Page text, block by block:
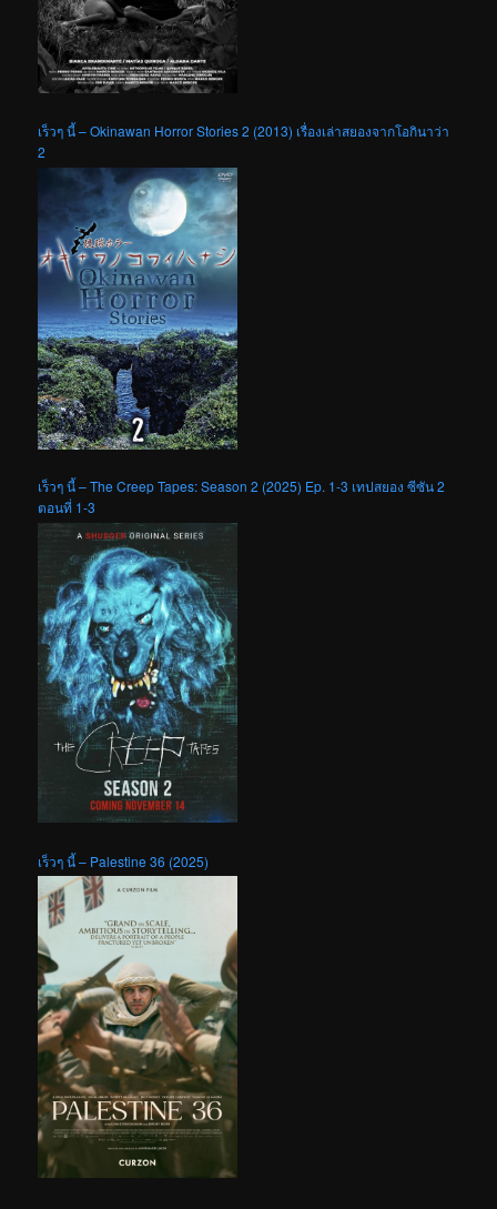
เร็วๆ นี้ – Okinawan Horror Stories 2 (2013) เรื่องเล่าสยองจากโอกินาว่า
2
เร็วๆ นี้ – The Creep Tapes: Season 2 (2025) Ep. 1-3 เทปสยอง ซีซัน 2
ตอนที่ 1-3
เร็วๆ นี้ – Palestine 36 (2025)